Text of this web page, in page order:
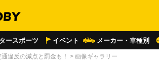
ースポーツ イベント メーカー・車種別
違反の減点と罰金も！ > 画像ギャラリー